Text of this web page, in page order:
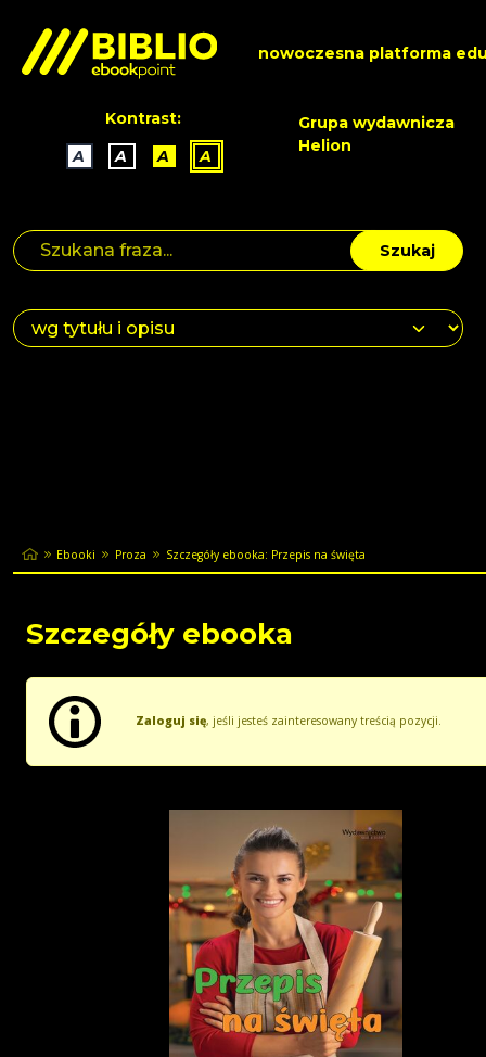
nowoczesna platforma
Kontrast:
A
A A A
Grupa wydawnicza
Helion
Szukaj
Ebooki Proza Szczegóły ebooka: Przepis na święta
Szczegóły ebooka
Zaloguj się, jeśli jesteś zainteresowany treścią pozycji.